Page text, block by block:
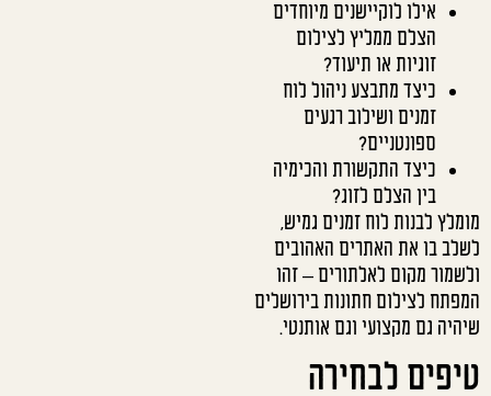
אילו לוקיישנים מיוחדים
הצלם ממליץ לצילום
זוגיות או תיעוד?
כיצד מתבצע ניהול לוח
זמנים ושילוב רגעים
ספונטניים?
כיצד התקשורת והכימיה
בין הצלם לזוג?
מומלץ לבנות לוח זמנים גמיש,
לשלב בו את האתרים האהובים
ולשמור מקום לאלתורים – זהו
המפתח לצילום חתונות בירושלים
שיהיה גם מקצועי וגם אותנטי.
טיפים לבחירה